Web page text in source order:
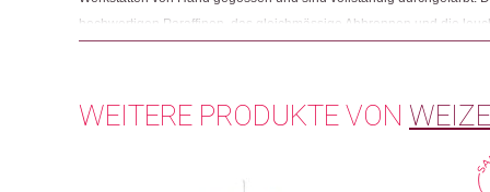
hochwertigen Paraffinen, das gleichmässige Abbrennen und die
WEITERE PRODUKTE VON